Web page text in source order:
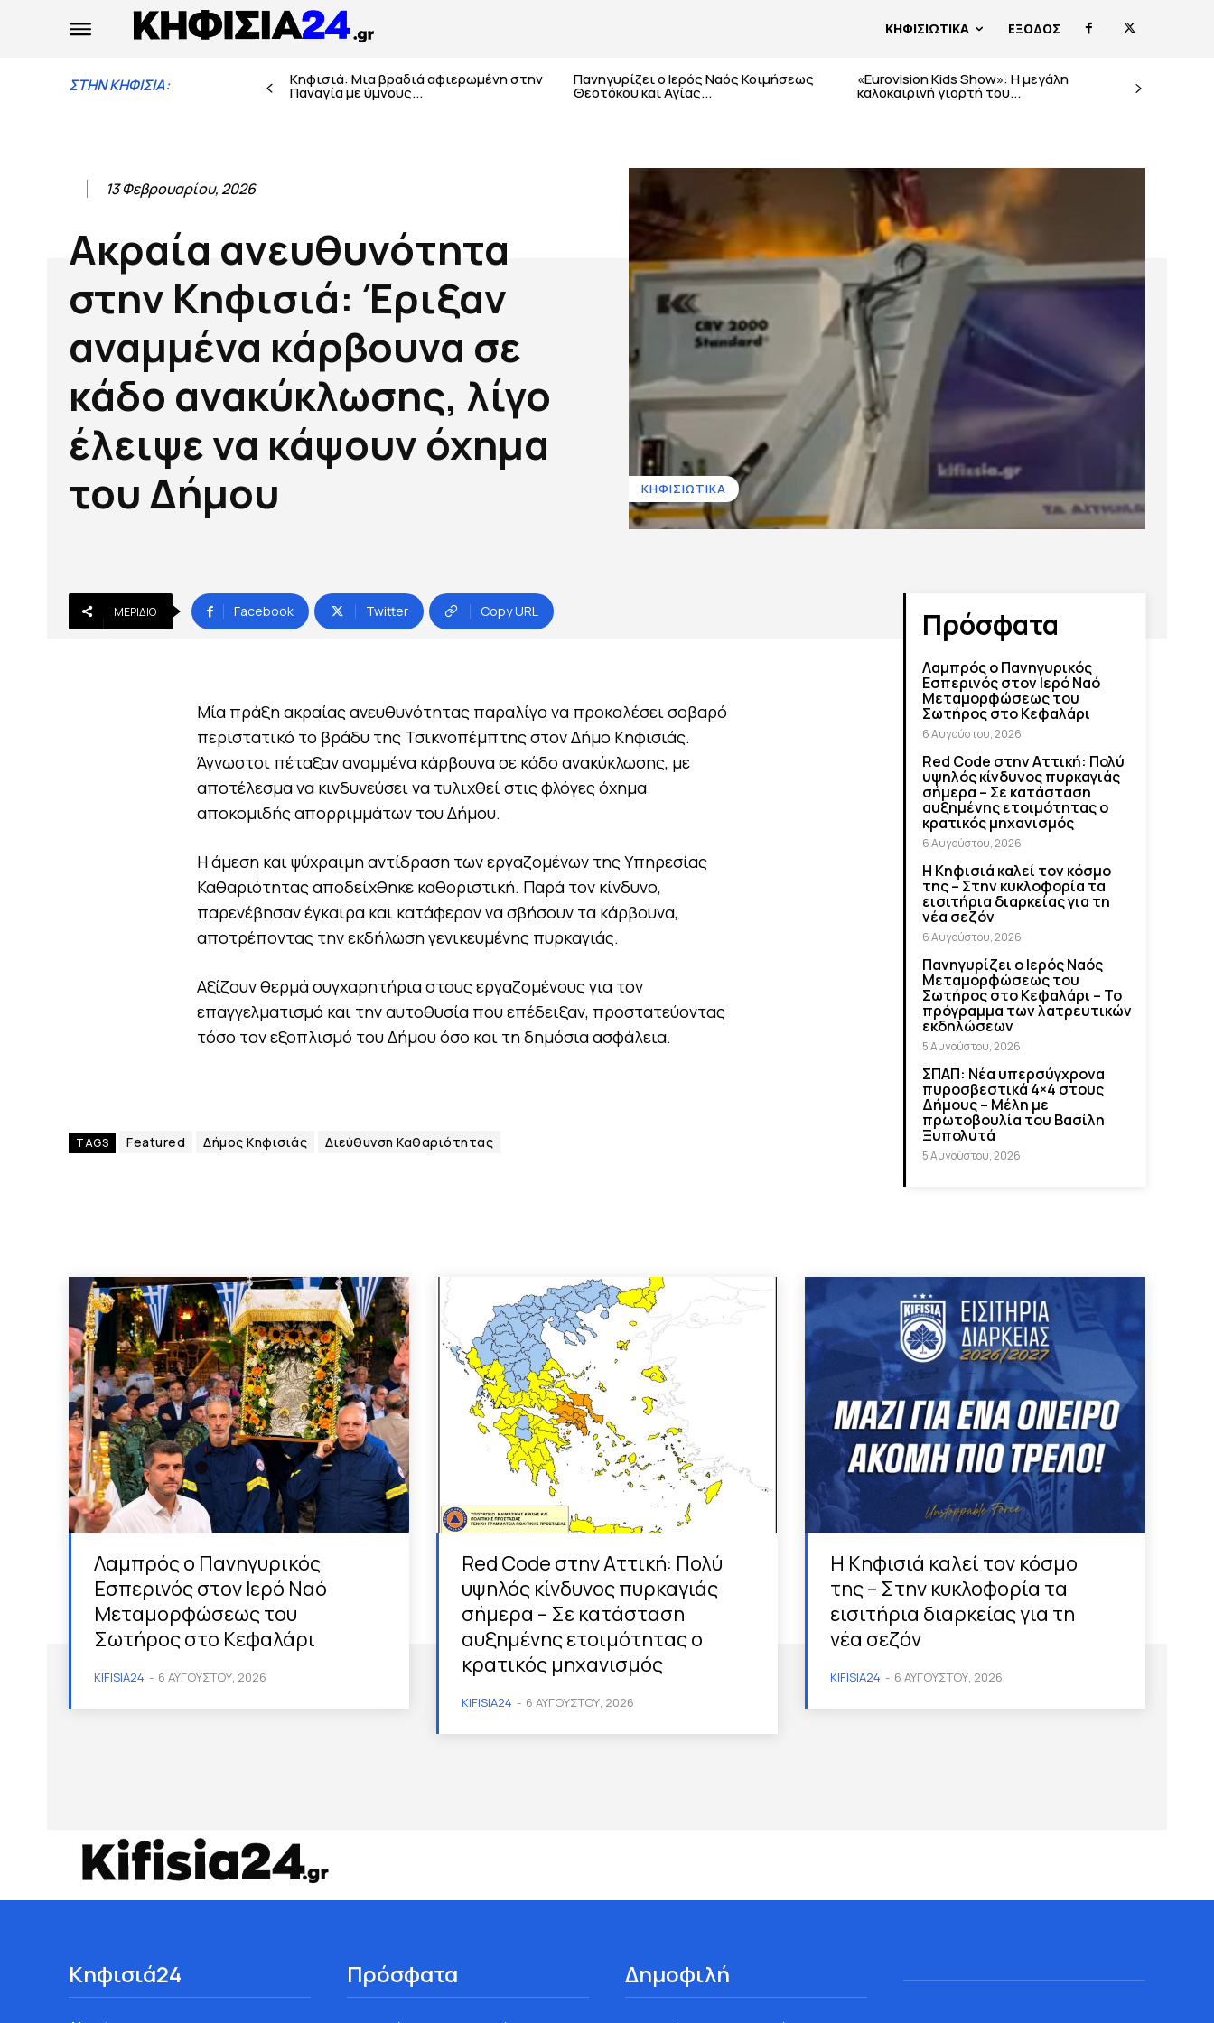
ΚΗΦΙΣΙΩΤΙΚΑ ΕΞΟΔΟΣ
ΣΤΗΝ ΚΗΦΙΣΙΑ: Κηφισιά: Μια βραδιά αφιερωμένη στην
Παναγία με ύμνους...
Πανηγυρίζει ο Ιερός Ναός Κοιμήσεως
Θεοτόκου και Αγίας...
«Eurovision Kids Show»: Η μεγάλη
καλοκαιρινή γιορτή του...
13 Φεβρουαρίου, 2026
Ακραία ανευθυνότητα
στην Κηφισιά: Έριξαν
αναμμένα κάρβουνα σε
κάδο ανακύκλωσης, λίγο
έλειψε να κάψουν όχημα
του Δήμου
ΚΗΦΙΣΙΩΤΙΚΑ
ΜΕΡΊΔΙΟ Facebook Twitter Copy URL
Μία πράξη ακραίας ανευθυνότητας παραλίγο να προκαλέσει σοβαρό
περιστατικό το βράδυ της Τσικνοπέμπτης στον Δήμο Κηφισιάς.
Άγνωστοι πέταξαν αναμμένα κάρβουνα σε κάδο ανακύκλωσης, με
αποτέλεσμα να κινδυνεύσει να τυλιχθεί στις φλόγες όχημα
αποκομιδής απορριμμάτων του Δήμου.
Η άμεση και ψύχραιμη αντίδραση των εργαζομένων της Υπηρεσίας
Καθαριότητας αποδείχθηκε καθοριστική. Παρά τον κίνδυνο,
παρενέβησαν έγκαιρα και κατάφεραν να σβήσουν τα κάρβουνα,
αποτρέποντας την εκδήλωση γενικευμένης πυρκαγιάς.
Αξίζουν θερμά συγχαρητήρια στους εργαζομένους για τον
επαγγελματισμό και την αυτοθυσία που επέδειξαν, προστατεύοντας
τόσο τον εξοπλισμό του Δήμου όσο και τη δημόσια ασφάλεια.
TAGS Featured Δήμος Κηφισιάς Διεύθυνση Καθαριότητας
Πρόσφατα
Λαμπρός ο Πανηγυρικός
Εσπερινός στον Ιερό Ναό
Μεταμορφώσεως του
Σωτήρος στο Κεφαλάρι
6 Αυγούστου, 2026
Red Code στην Αττική: Πολύ
υψηλός κίνδυνος πυρκαγιάς
σήμερα – Σε κατάσταση
αυξημένης ετοιμότητας ο
κρατικός μηχανισμός
6 Αυγούστου, 2026
Η Κηφισιά καλεί τον κόσμο
της – Στην κυκλοφορία τα
εισιτήρια διαρκείας για τη
νέα σεζόν
6 Αυγούστου, 2026
Πανηγυρίζει ο Ιερός Ναός
Μεταμορφώσεως του
Σωτήρος στο Κεφαλάρι – Το
πρόγραμμα των λατρευτικών
εκδηλώσεων
5 Αυγούστου, 2026
ΣΠΑΠ: Νέα υπερσύγχρονα
πυροσβεστικά 4×4 στους
Δήμους – Μέλη με
πρωτοβουλία του Βασίλη
Ξυπολυτά
5 Αυγούστου, 2026
Λαμπρός ο Πανηγυρικός
Εσπερινός στον Ιερό Ναό
Μεταμορφώσεως του
Σωτήρος στο Κεφαλάρι
KIFISIA24 - 6 ΑΥΓΟΎΣΤΟΥ, 2026
Red Code στην Αττική: Πολύ
υψηλός κίνδυνος πυρκαγιάς
σήμερα – Σε κατάσταση
αυξημένης ετοιμότητας ο
κρατικός μηχανισμός
KIFISIA24 - 6 ΑΥΓΟΎΣΤΟΥ, 2026
Η Κηφισιά καλεί τον κόσμο
της – Στην κυκλοφορία τα
εισιτήρια διαρκείας για τη
νέα σεζόν
KIFISIA24 - 6 ΑΥΓΟΎΣΤΟΥ, 2026
Κηφισιά24 Πρόσφατα Δημοφιλή